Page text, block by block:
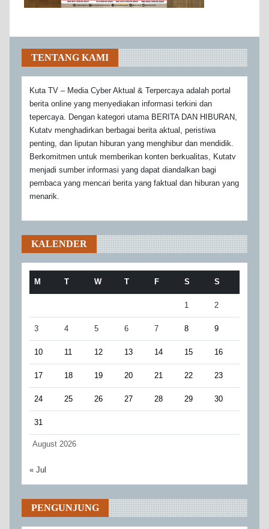
TENTANG KAMI
Kuta TV – Media Cyber Aktual & Terpercaya adalah portal
berita online yang menyediakan informasi terkini dan
tepercaya. Dengan kategori utama BERITA DAN HIBURAN,
Kutatv menghadirkan berbagai berita aktual, peristiwa
penting, dan liputan hiburan yang menghibur dan mendidik.
Berkomitmen untuk memberikan konten berkualitas, Kutatv
menjadi sumber informasi yang dapat diandalkan bagi
pembaca yang mencari berita yang faktual dan hiburan yang
menarik.
KALENDER
August 2026
M T W T F S S
1 2
3 4 5 6 7 8 9
10 11 12 13 14 15 16
17 18 19 20 21 22 23
24 25 26 27 28 29 30
31
« Jul
PENGUNJUNG